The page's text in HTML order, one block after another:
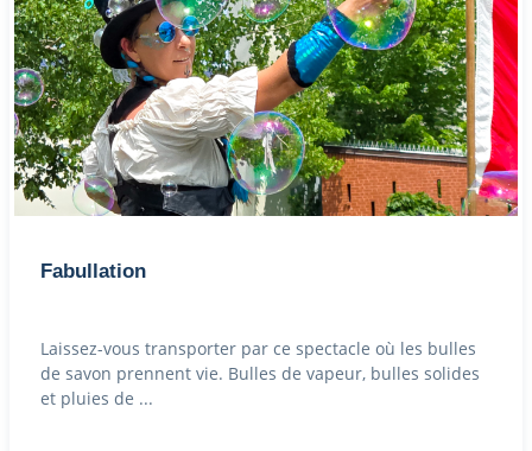
Fabullation
Laissez-vous transporter par ce spectacle où les bulles
de savon prennent vie. Bulles de vapeur, bulles solides
et pluies de ...